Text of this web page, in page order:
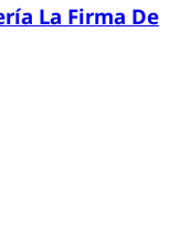
La Firma De